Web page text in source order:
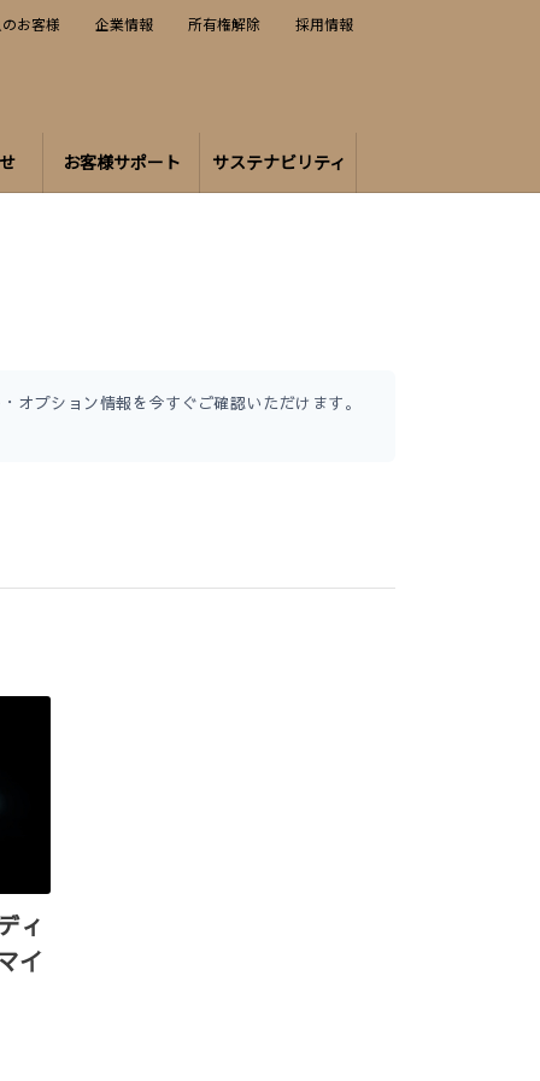
お客様サポート サステナビリティ
お客様 企業情報 所有権解除 採用情報
プション情報を今すぐご確認いただけます。
ィ
イ